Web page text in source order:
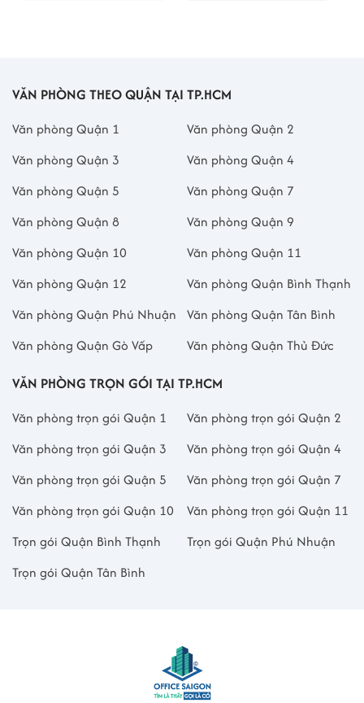
VĂN PHÒNG THEO QUẬN TẠI TP.HCM
Văn phòng Quận 1
Văn phòng Quận 2
Văn phòng Quận 3
Văn phòng Quận 4
Văn phòng Quận 5
Văn phòng Quận 7
Văn phòng Quận 8
Văn phòng Quận 9
Văn phòng Quận 10
Văn phòng Quận 11
Văn phòng Quận 12
Văn phòng Quận Bình Thạnh
Văn phòng Quận Phú Nhuận
Văn phòng Quận Tân Bình
Văn phòng Quận Gò Vấp
Văn phòng Quận Thủ Đức
VĂN PHÒNG TRỌN GÓI TẠI TP.HCM
Văn phòng trọn gói Quận 1
Văn phòng trọn gói Quận 2
Văn phòng trọn gói Quận 3
Văn phòng trọn gói Quận 4
Văn phòng trọn gói Quận 5
Văn phòng trọn gói Quận 7
Văn phòng trọn gói Quận 10
Văn phòng trọn gói Quận 11
Trọn gói Quận Bình Thạnh
Trọn gói Quận Phú Nhuận
Trọn gói Quận Tân Bình